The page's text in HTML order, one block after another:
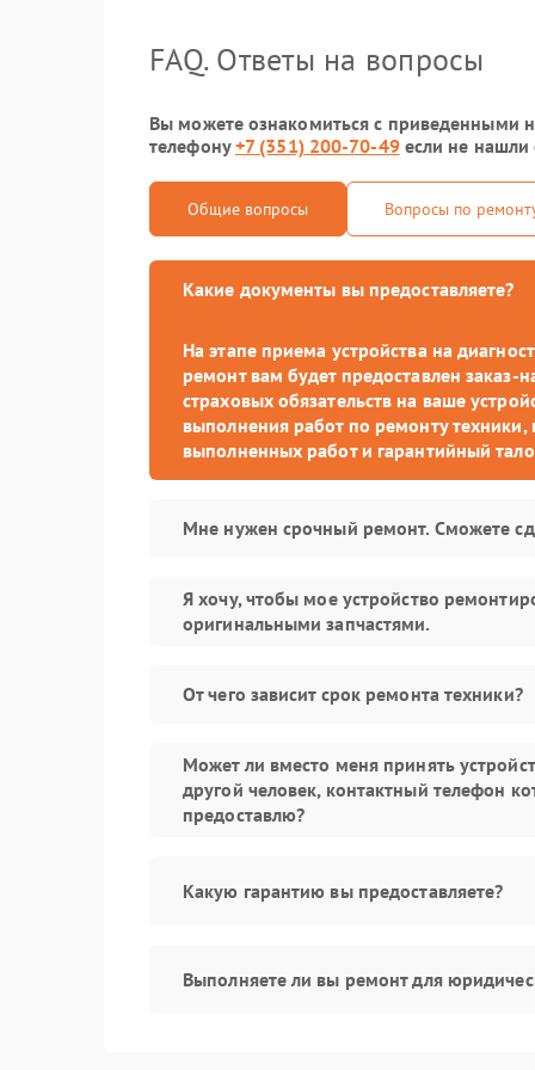
FAQ. Ответы на вопросы
Вы можете ознакомиться с приведенными
телефону+7 (351) 200-70-49если не нашли
Общие вопросы Вопросы по
Какие документы вы предоставляете?
На этапе приема устройства на
ремонт вам будет предоставлен заказ-
страховых обязательств на ваше
выполнения работ по ремонту техники,
выполненных работ и гарантийный
Мне нужен срочный ремонт. Сможете
Я хочу, чтобы мое устройство
оригинальными запчастями.
От чего зависит срок ремонта техники?
Может ли вместо меня принять
другой человек, контактный телефон
предоставлю?
Какую гарантию вы предоставляете?
Выполняете ли вы ремонт для